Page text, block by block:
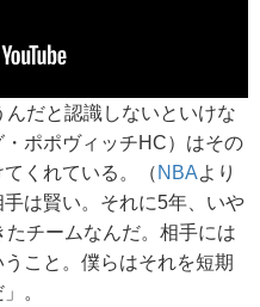
んだと認識しないといけな
ポポヴィッチHC）はその
くれている。（ NBAより
は賢い。それに5年、いや
チームなんだ。相手には
こと。僕らはそれを短期
。